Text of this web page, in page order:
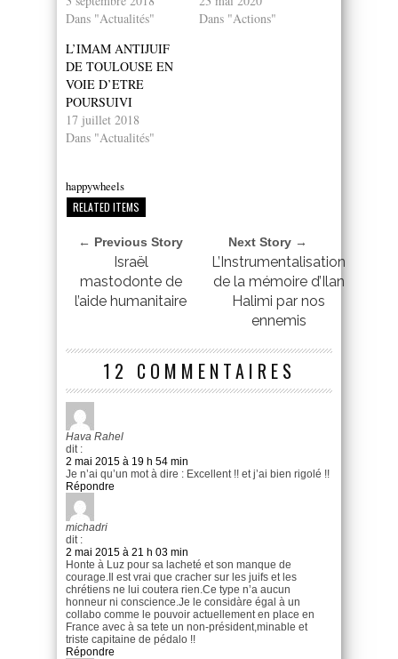
Dans "Actualités"
Dans "Actions"
L’IMAM ANTIJUIF
DE TOULOUSE EN
VOIE D’ETRE
POURSUIVI
17 juillet 2018
Dans "Actualités"
happywheels
RELATED ITEMS
← Previous Story
Israël
mastodonte de
l’aide humanitaire
Next Story →
L’Instrumentalisation
de la mémoire d’Ilan
Halimi par nos
ennemis
12 COMMENTAIRES
Hava Rahel
dit :
2 mai 2015 à 19 h 54 min
Je n’ai qu’un mot à dire : Excellent !! et j’ai bien rigolé !!
Répondre
michadri
dit :
2 mai 2015 à 21 h 03 min
Honte à Luz pour sa lacheté et son manque de
courage.Il est vrai que cracher sur les juifs et les
chrétiens ne lui coutera rien.Ce type n’a aucun
honneur ni conscience.Je le considàre égal à un
collabo comme le pouvoir actuellement en place en
France avec à sa tete un non-président,minable et
triste capitaine de pédalo !!
Répondre